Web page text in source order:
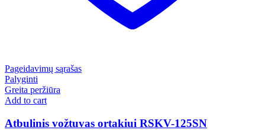
Pageidavimų sąrašas
Palyginti
Greita peržiūra
Add to cart
Atbulinis vožtuvas ortakiui RSKV-125SN